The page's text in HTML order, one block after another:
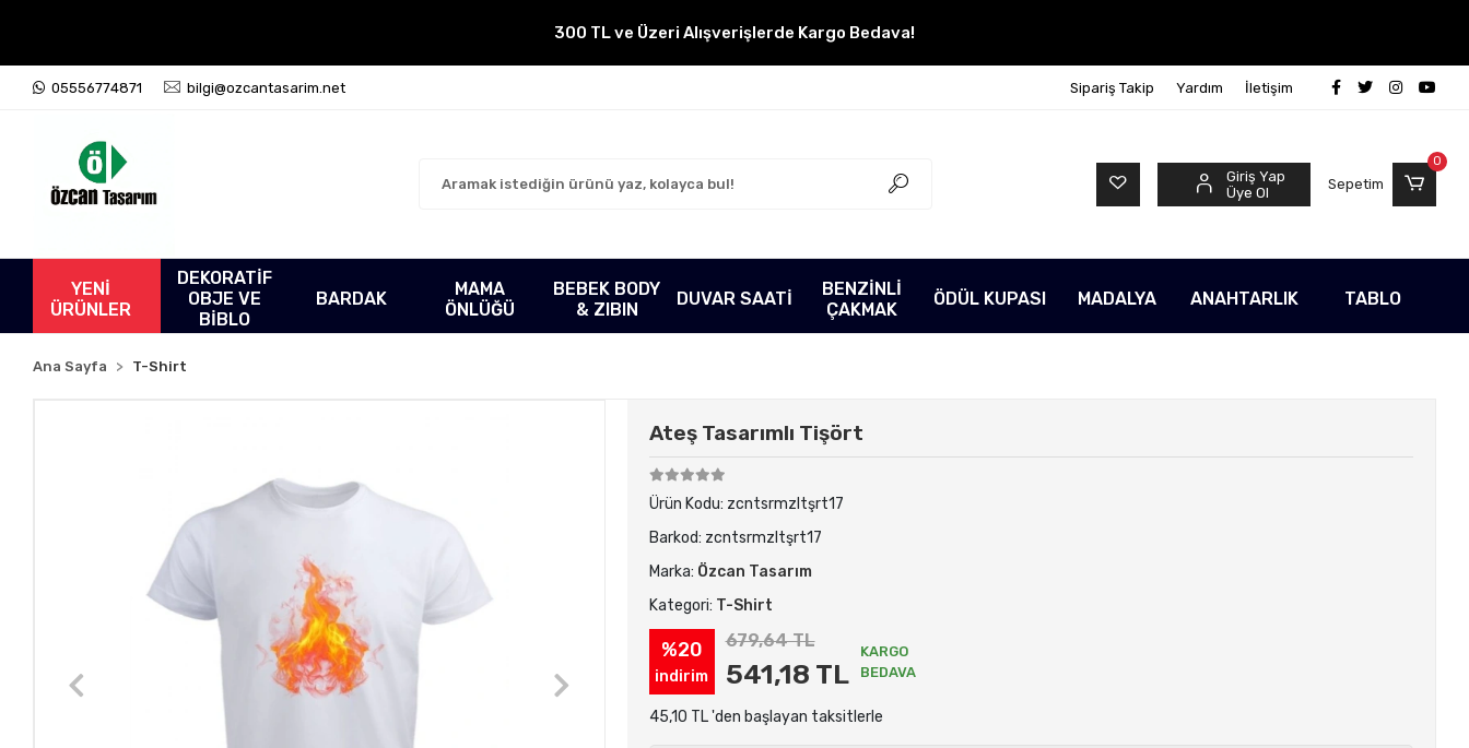
300 TL ve Üzeri Alışverişlerde Kargo Bedava!
05556774871 bilgi@ozcantasarim.net Sipariş Takip Yardım İletişim
Giriş Yap
Üye Ol
Sepetim
0
YENİ
ÜRÜNLER
DEKORATİF
OBJE VE
BİBLO
BARDAK
MAMA
ÖNLÜĞÜ
BEBEK BODY
& ZIBIN
DUVAR SAATİ
BENZİNLİ
ÇAKMAK
ÖDÜL KUPASI MADALYA ANAHTARLIK TABLO
Ana Sayfa T-Shirt
Ateş Tasarımlı Tişört
Ürün Kodu: zcntsrmzltşrt17
Barkod: zcntsrmzltşrt17
Marka: Özcan Tasarım
Kategori: T-Shirt
%20
indirim
679,64 TL
541,18 TL
KARGO
BEDAVA
45,10 TL 'den başlayan taksitlerle